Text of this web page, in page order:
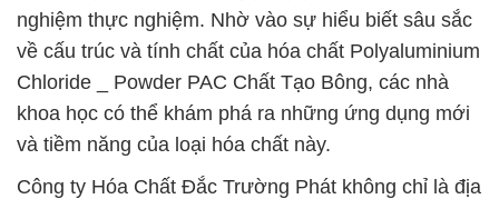
nghiệm thực nghiệm. Nhờ vào sự hiểu biết sâu sắc
về cấu trúc và tính chất của hóa chất Polyaluminium
Chloride _ Powder PAC Chất Tạo Bông, các nhà
khoa học có thể khám phá ra những ứng dụng mới
và tiềm năng của loại hóa chất này.
Công ty Hóa Chất Đắc Trường Phát không chỉ là địa